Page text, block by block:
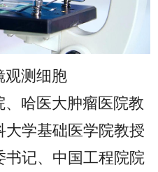
观测细胞
哈医大肿瘤医院教
学基础医学院教授
书记、中国工程院院